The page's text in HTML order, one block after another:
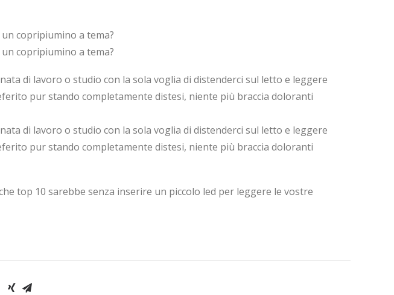
copripiumino a tema?
copripiumino a tema?
di lavoro o studio con la sola voglia di distenderci sul letto e leggere
pur stando completamente distesi, niente più braccia doloranti
di lavoro o studio con la sola voglia di distenderci sul letto e leggere
pur stando completamente distesi, niente più braccia doloranti
top 10 sarebbe senza inserire un piccolo led per leggere le vostre